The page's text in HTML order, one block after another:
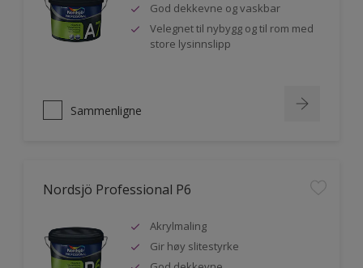
God dekkevne og vaskbar
Velegnet til nybygg og til rom med
store lysinnslipp
Sammenligne
Nordsjö Professional P6
Akrylmaling
Gir høy slitestyrke